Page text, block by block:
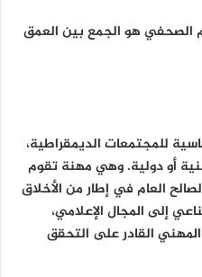
الصحفي هو الجمع بين العمق
للمجتمعات الديمقراطية،
أو دولية. وهي مهنة تقوم
العام في إطار من الأخلاق
إلى المجال الإعلامي،
القادر على التحقق